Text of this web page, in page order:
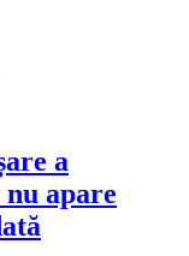
a
apare